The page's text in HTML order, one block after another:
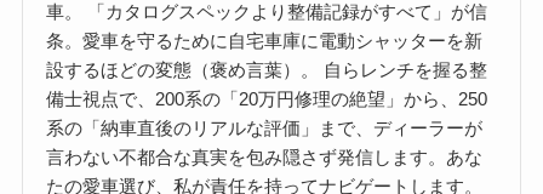
車。 「カタログスペックより整備記録がすべて」が信
条。愛車を守るために自宅車庫に電動シャッターを新
設するほどの変態（褒め言葉）。 自らレンチを握る整
備士視点で、200系の「20万円修理の絶望」から、250
系の「納車直後のリアルな評価」まで、ディーラーが
言わない不都合な真実を包み隠さず発信します。あな
たの愛車選び、私が責任を持ってナビゲートします。